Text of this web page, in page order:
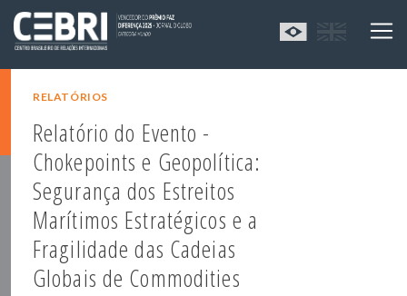
RELATÓRIOS
Relatório do Evento -
Chokepoints e Geopolítica:
Segurança dos Estreitos
Marítimos Estratégicos e a
Fragilidade das Cadeias
Globais de Commodities